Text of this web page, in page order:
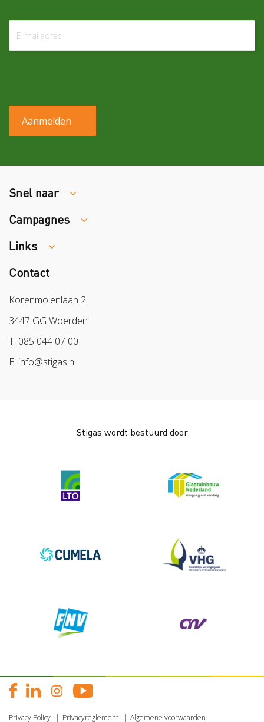
Snel naar
Traumaopvang
Melden van een arbeidsongeval
Campagnes
Week van de Teek
Veilig vrijwilligerswerk in het groen
Werken aan morgen
Links
Colland
Sazas
BPL
Arbeidsmarkt
Contact
Korenmolenlaan 2
3447 GG Woerden
T: 085 044 07 00
E: info@stigas.nl
Stigas wordt bestuurd door
Privacy Policy Privacyreglement Algemene voorwaarden